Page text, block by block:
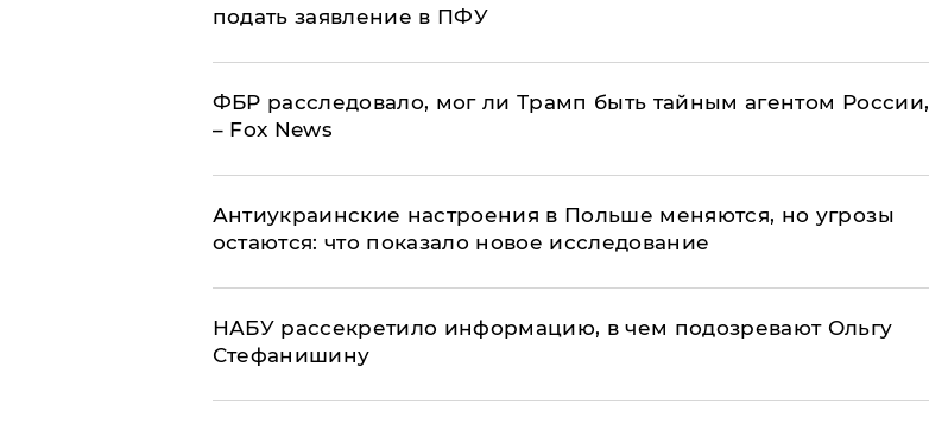
подать заявление в ПФУ
ФБР расследовало, мог ли Трамп быть тайным агентом России,
– Fox News
Антиукраинские настроения в Польше меняются, но угрозы
остаются: что показало новое исследование
НАБУ рассекретило информацию, в чем подозревают Ольгу
Стефанишину